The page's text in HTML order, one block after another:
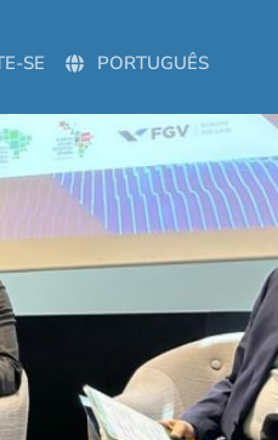
SE PORTUGUÊS